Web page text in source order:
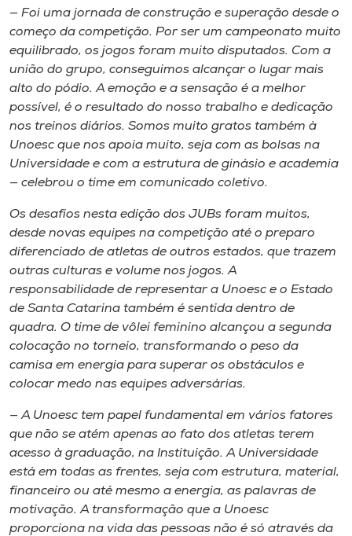
— Foi uma jornada de construção e superação desde o
começo da competição. Por ser um campeonato muito
equilibrado, os jogos foram muito disputados. Com a
união do grupo, conseguimos alcançar o lugar mais
alto do pódio. A emoção e a sensação é a melhor
possível, é o resultado do nosso trabalho e dedicação
nos treinos diários. Somos muito gratos também à
Unoesc que nos apoia muito, seja com as bolsas na
Universidade e com a estrutura de ginásio e academia
— celebrou o time em comunicado coletivo.
Os desafios nesta edição dos JUBs foram muitos,
desde novas equipes na competição até o preparo
diferenciado de atletas de outros estados, que trazem
outras culturas e volume nos jogos. A
responsabilidade de representar a Unoesc e o Estado
de Santa Catarina também é sentida dentro de
quadra. O time de vôlei feminino alcançou a segunda
colocação no torneio, transformando o peso da
camisa em energia para superar os obstáculos e
colocar medo nas equipes adversárias.
— A Unoesc tem papel fundamental em vários fatores
que não se atém apenas ao fato dos atletas terem
acesso à graduação, na Instituição. A Universidade
está em todas as frentes, seja com estrutura, material,
financeiro ou até mesmo a energia, as palavras de
motivação. A transformação que a Unoesc
proporciona na vida das pessoas não é só através da